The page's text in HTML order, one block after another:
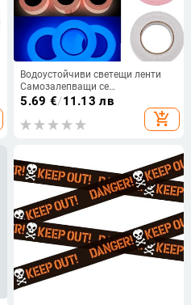
Водоустойчиви светещи ленти
Самозалепващи се
предупредителни ленти Нощно
виждане Светят в тъмното
Безопасност Декорация на
5.69 €/11.13 лв
add_shopping_cart